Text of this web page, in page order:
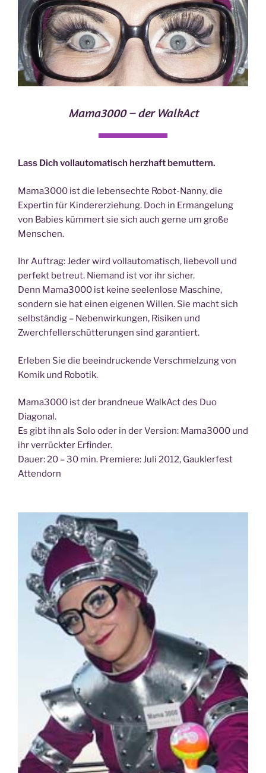
Mama3000 – der WalkAct
Lass Dich vollautomatisch herzhaft bemuttern.
Mama3000 ist die lebensechte Robot-Nanny, die
Expertin für Kindererziehung. Doch in Ermangelung
von Babies kümmert sie sich auch gerne um große
Menschen.
Ihr Auftrag: Jeder wird vollautomatisch, liebevoll und
perfekt betreut. Niemand ist vor ihr sicher.
Denn Mama3000 ist keine seelenlose Maschine,
sondern sie hat einen eigenen Willen. Sie macht sich
selbständig – Nebenwirkungen, Risiken und
Zwerchfellerschütterungen sind garantiert.
Erleben Sie die beeindruckende Verschmelzung von
Komik und Robotik.
Mama3000 ist der brandneue WalkAct des Duo
Diagonal.
Es gibt ihn als Solo oder in der Version: Mama3000 und
ihr verrückter Erfinder.
Dauer: 20 – 30 min. Premiere: Juli 2012, Gauklerfest
Attendorn